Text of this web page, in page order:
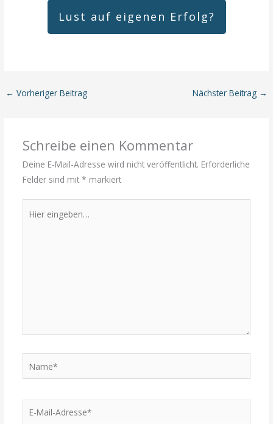
Lust auf eigenen Erfolg?
← Vorheriger Beitrag Nächster Beitrag →
Schreibe einen Kommentar
Deine E-Mail-Adresse wird nicht veröffentlicht. Erforderliche
Felder sind mit * markiert
eingeben…